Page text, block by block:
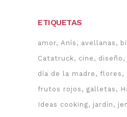
ETIQUETAS
amor Anís avellanas
Catatruck
cine diseño
día de la madre
flores
frutos rojos
galletas
Ideas cooking
jardín